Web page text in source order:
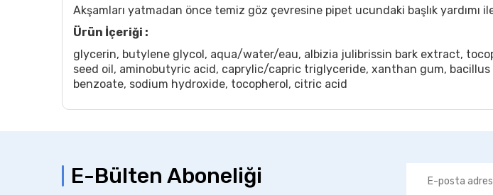
Akşamları yatmadan önce temiz göz çevresine pipet ucundaki başlık yardımı
Ürün İçeriği :
glycerin, butylene glycol, aqua/water/eau, albizia julibrissin bark extract,
seed oil, aminobutyric acid, caprylic/capric triglyceride, xanthan gum,
benzoate, sodium hydroxide, tocopherol, citric acid
E-Bülten Aboneliği